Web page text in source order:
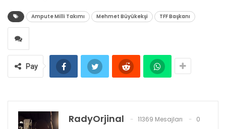
Ampute Milli Takımı Mehmet Büyükekşi TFF Başkanı
Pay
RadyOrjinal 11369 Mesajları
0